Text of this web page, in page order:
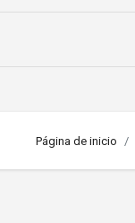
Página de inicio